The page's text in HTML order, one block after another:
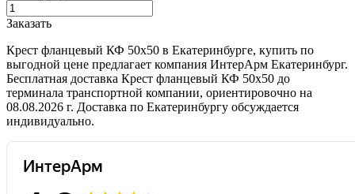
Заказать
Крест фланцевый КФ 50х50 в Екатеринбурге, купить по
выгодной цене предлагает компания ИнтерАрм Екатеринбург.
Бесплатная доставка Крест фланцевый КФ 50х50 до
терминала транспортной компании, ориентировочно на
08.08.2026 г. Доставка по Екатеринбургу обсуждается
индивидуально.